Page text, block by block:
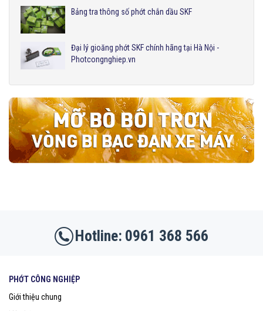
Bảng tra thông số phớt chắn dầu SKF
Đại lý gioăng phớt SKF chính hãng tại Hà Nội -
Photcongnghiep.vn
0961 368 566
PHỚT CÔNG NGHIỆP
Giới thiệu chung